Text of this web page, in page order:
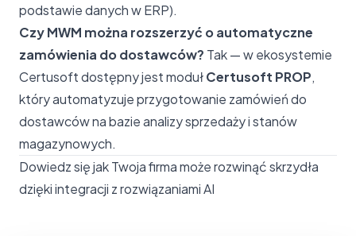
podstawie danych w ERP).
Czy MWM można rozszerzyć o automatyczne
zamówienia do dostawców? Tak — w ekosystemie
Certusoft dostępny jest modułCertusoft PROP,
który automatyzuje przygotowanie zamówień do
dostawców na bazie analizy sprzedaży i stanów
magazynowych.
Dowiedz się jak Twoja firma może rozwinąć skrzydła
dzięki integracji z rozwiązaniami AI